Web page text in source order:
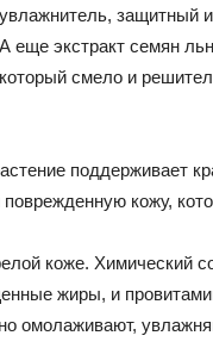
увлажнитель, защитный и
А еще экстракт семян
который смело и
поддерживает
кожу,
коже. Химический
жиры, и
омолаживают,